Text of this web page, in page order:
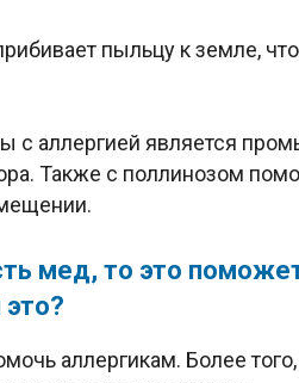
пыльцу к земле,
с аллергией является
Также с поллинозом
мед, то это
аллергикам. Более